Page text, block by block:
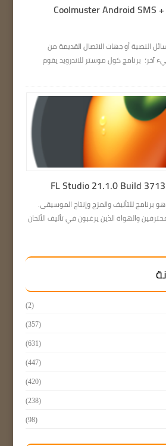
Coolmuster Android SMS
النصية أو جهات الاتصال القديمة من
برنامج كول موستر للاندرويد يقوم
FL Studio 21.1.0 Build
FL Studio 21 (FL Studio) هو برنامج للتأليف والمزج وإنتاج الموسيقى.
والهواة الذين يرغبون في تأليف الألحان
(2)
(357)
(631)
(447)
(420)
(238)
(98)